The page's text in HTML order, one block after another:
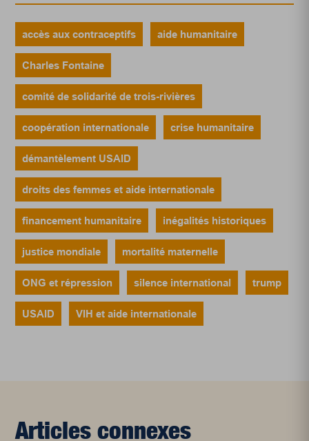
accès aux contraceptifs aide humanitaire
Charles Fontaine
comité de solidarité de trois-rivières
coopération internationale crise humanitaire
démantèlement USAID
droits des femmes et aide internationale
financement humanitaire inégalités historiques
justice mondiale mortalité maternelle
ONG et répression silence international trump
USAID VIH et aide internationale
Articles connexes